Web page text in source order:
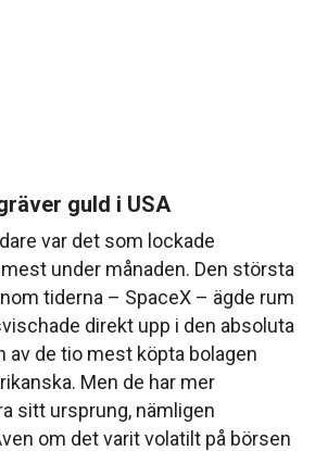
guld i USA
var det som lockade
under månaden. Den största
tiderna – SpaceX – ägde rum
direkt upp i den absoluta
av de tio mest köpta bolagen
Men de har mer
sitt ursprung, nämligen
om det varit volatilt på börsen